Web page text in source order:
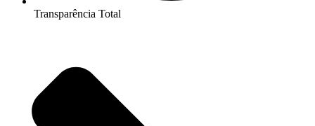
Transparência Total